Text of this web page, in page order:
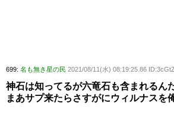
699: 名も無き星の民 2021/08/11(水) 08:19:25.86
神石は知ってるが六竜石も含まれるん
まあサプ来たらさすがにウィルナスを